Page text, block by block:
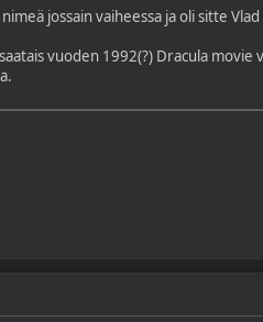
jossain vaiheessa ja oli sitte
vuoden 1992(?) Dracula